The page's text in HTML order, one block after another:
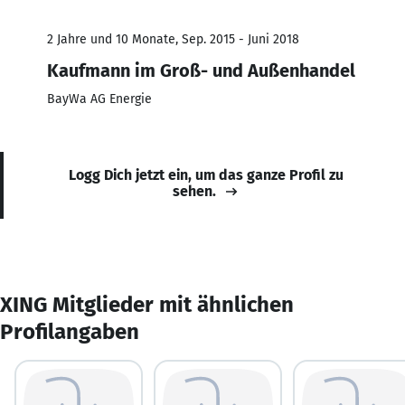
2 Jahre und 10 Monate, Sep. 2015 - Juni 2018
Kaufmann im Groß- und Außenhandel
BayWa AG Energie
Logg Dich jetzt ein, um das ganze Profil zu
sehen.
XING Mitglieder mit ähnlichen
Profilangaben